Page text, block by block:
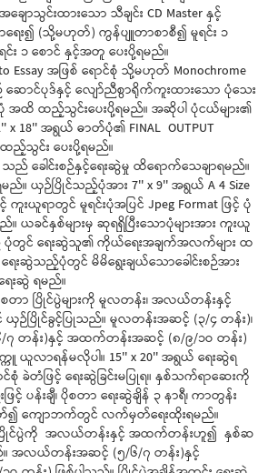
ောသွင်းထားသော သီချင်း CD Master နှင့်
ေး၍ (သို့မဟုတ်) ကွန်ပျူတာစာစီ၍ မူရင်း ၁
၁ စောင် နှင့်အတူ ပေးပို့ရမည်။
အဖြစ် ရောင်စုံ သို့မဟုတ် Monochrome
ဆောင်ပုဒ်နှင့် လျော်ညီစွာရိုက်ကူးထားသော ပုံသေး
အထိ ထည့်သွင်းပေးပို့ရမည်။ အဆိုပါ ပုံငယ်များ၏
x 18'' အရွယ် ဓာတ်ပုံ၏ FINAL OUTPUT
ထည့်သွင်း ပေးပို့ရမည်။
ေါင်းစဉ်နှင့်ရေးဆွဲမှု ထိရောက်သေချာရမည်။
ည်။ ယှဉ်ပြိုင်သည့်ပုံအား 7'' x 9'' အရွယ် A 4 Size
ကူးယူရာတွင် မူရင်းပုံအပြင် Jpeg Format ဖြင့် ပုံ
ယခင်နှစ်များမှ ဆုရရှိပြီးသောပုံများအား ကူးယူ
ပုံတွင် ရေးဆွဲသူ၏ ကိုယ်ရေးအချက်အလက်များ ထ
ရေးဆွဲသည့်ပုံတွင် မိမိရွေးချယ်သောခေါင်းစဉ်အား
းဆွဲ ရမည်။
စတာ ပြိုင်ပွဲများကို မူလတန်း၊ အလယ်တန်းနှင့်
ပြိုင်ခွင့်ပြုသည်။ မူလတန်းအဆင့် (၃/၄ တန်း)၊
တန်း)နှင့် အထက်တန်းအဆင့် (၈/၉/၁ဝ တန်း)
ကူ ယူလာရန်မလိုပါ။ 15'' x 20'' အရွယ် ရေးဆွဲရ
ခဲတံဖြင့် ရေးဆွဲခြင်းမပြုရ။ နှစ်သက်ရာဆေးကို
ပန်းချီ၊ ပိုစတာ ရေးဆွဲချိန် ၃ နာရီ၊ ကာတွန်း
တ်၍ ကျောဘက်တွင် လက်မှတ်ရေးထိုးရမည်။
ပြိုင်ပွဲကို အလယ်တန်းနှင့် အထက်တန်းဟူ၍ နှစ်ဆ
ည်။ အလယ်တန်းအဆင့် (၅/၆/၇ တန်း)နှင့်